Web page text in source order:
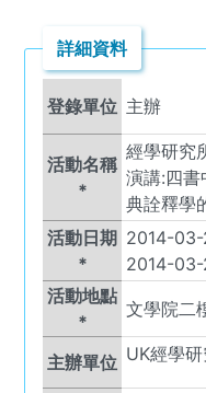
詳細資料
登錄單位 主辦
活動名稱
*
經學研究
演講:四
典詮釋學
活動日期
*
2014-03-
2014-03-
活動地點
*
文學院二
主辦單位 UK經學